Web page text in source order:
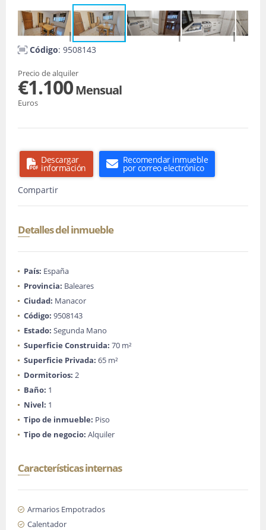
Código: 9508143
Precio de alquiler
€1.100Mensual
Euros
Descargar
información
Recomendar inmueble
por correo electrónico
Compartir
Detalles del inmueble
País: España
Provincia: Baleares
Ciudad: Manacor
Código: 9508143
Estado: Segunda Mano
Superficie Construida: 70 m²
Superficie Privada: 65 m²
Dormitorios: 2
Baño: 1
Nivel: 1
Tipo de inmueble: Piso
Tipo de negocio: Alquiler
Características internas
Armarios Empotrados
Calentador